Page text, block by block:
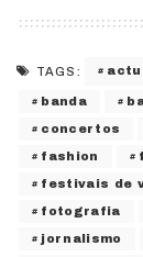
TAGS:
banda
concertos
fashion
festivais de
fotografia
jornalismo